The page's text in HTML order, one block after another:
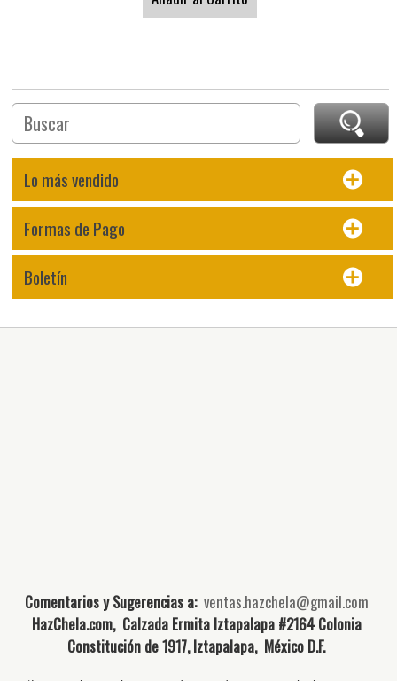
Lo más vendido
Formas de Pago
Boletín
Comentarios y Sugerencias a: ventas.hazchela@gmail.com
HazChela.com, Calzada Ermita Iztapalapa #2164 Colonia
Constitución de 1917, Iztapalapa, México D.F.